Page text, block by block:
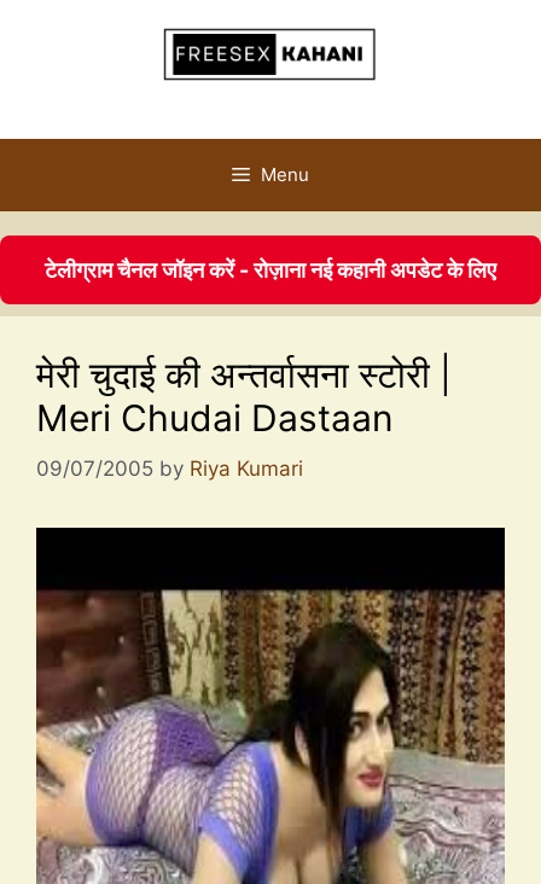
Menu
टेलीग्राम चैनल जॉइन करें - रोज़ाना नई कहानी अपडेट के लिए
मेरी चुदाई की अन्तर्वासना स्टोरी |
Meri Chudai Dastaan
09/07/2005 by Riya Kumari